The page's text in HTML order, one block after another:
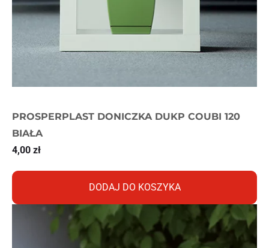
PROSPERPLAST DONICZKA DUKP COUBI 120
BIAŁA
4,00 zł
DODAJ DO KOSZYKA